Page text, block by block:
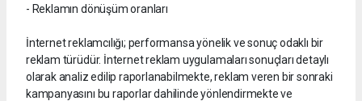
- Reklamın dönüşüm oranları
İnternet reklamcılığı; performansa yönelik ve sonuç odaklı bir
reklam türüdür. İnternet reklam uygulamaları sonuçları detaylı
olarak analiz edilip raporlanabilmekte, reklam veren bir sonraki
kampanyasını bu raporlar dahilinde yönlendirmekte ve